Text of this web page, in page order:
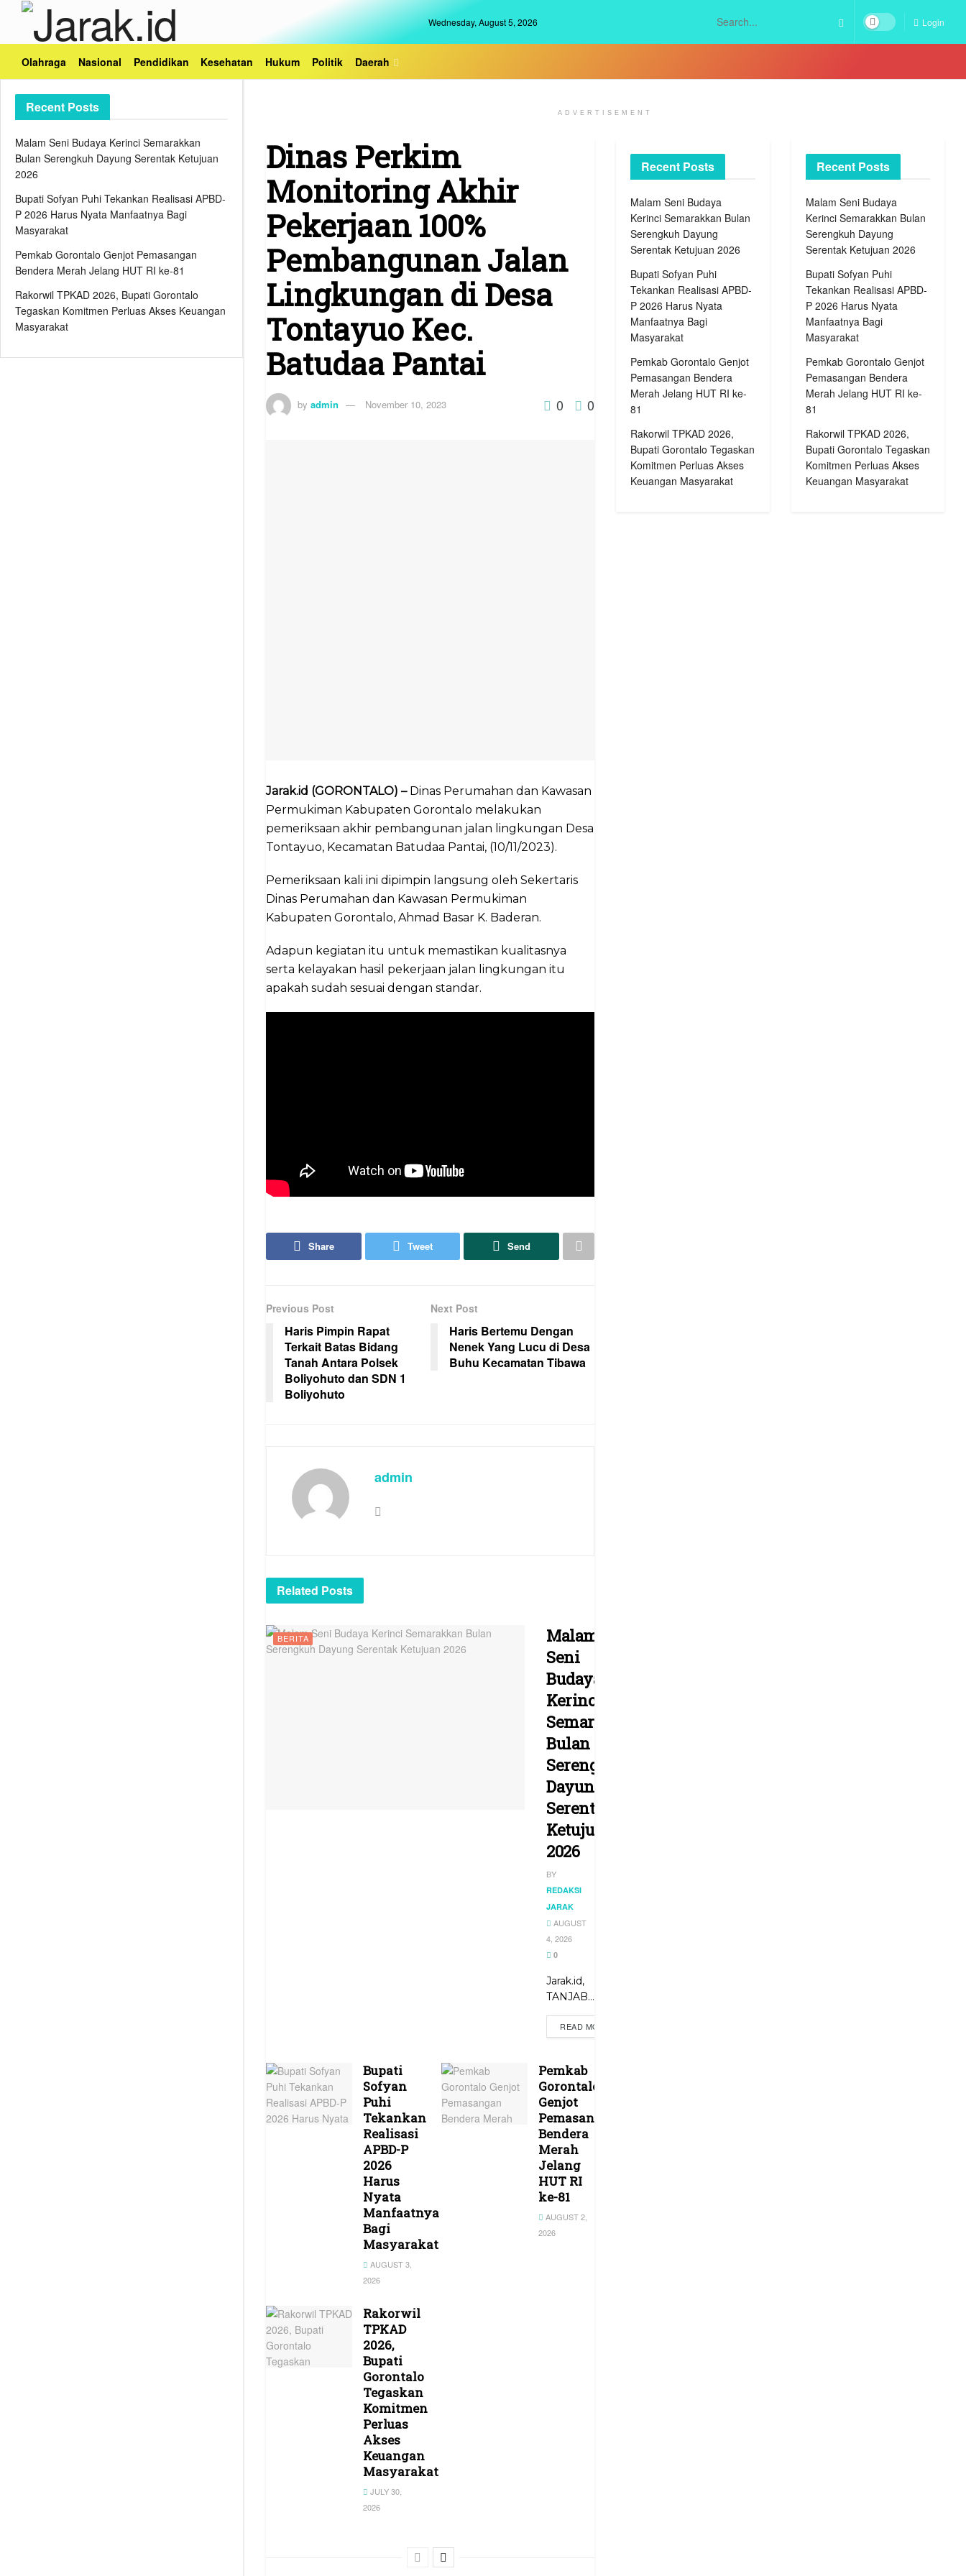
Recent Posts
Malam Seni Budaya Kerinci Semarakkan
Bulan Serengkuh Dayung Serentak Ketujuan
2026
Bupati Sofyan Puhi Tekankan Realisasi APBD-
P 2026 Harus Nyata Manfaatnya Bagi
Masyarakat
Pemkab Gorontalo Genjot Pemasangan
Bendera Merah Jelang HUT RI ke-81
Rakorwil TPKAD 2026, Bupati Gorontalo
Tegaskan Komitmen Perluas Akses Keuangan
Masyarakat
Wednesday, August 5, 2026 Login
Olahraga Nasional Pendidikan Kesehatan Hukum Politik Daerah
ADVERTISEMENT
Dinas Perkim
Monitoring Akhir
Pekerjaan 100%
Pembangunan Jalan
Lingkungan di Desa
Tontayuo Kec.
Batudaa Pantai
by admin November 10, 2023 0 0
Jarak.id (GORONTALO) –Dinas Perumahan dan Kawasan
Permukiman Kabupaten Gorontalo melakukan
pemeriksaan akhir pembangunan jalan lingkungan Desa
Tontayuo, Kecamatan Batudaa Pantai, (10/11/2023).
Pemeriksaan kali ini dipimpin langsung oleh Sekertaris
Dinas Perumahan dan Kawasan Permukiman
Kabupaten Gorontalo, Ahmad Basar K. Baderan.
Adapun kegiatan itu untuk memastikan kualitasnya
serta kelayakan hasil pekerjaan jalan lingkungan itu
apakah sudah sesuai dengan standar.
Share Tweet Send
Previous Post
Haris Pimpin Rapat
Terkait Batas Bidang
Tanah Antara Polsek
Boliyohuto dan SDN 1
Boliyohuto
Next Post
Haris Bertemu Dengan
Nenek Yang Lucu di Desa
Buhu Kecamatan Tibawa
admin
Related Posts
BERITA
Malam
Seni
Budaya
Kerinci
Semarakkan
Bulan
Serengkuh
Dayung
Serentak
Ketujuan
2026
BY
REDAKSI
JARAK
AUGUST
4, 2026
0
Jarak.id,
TANJAB...
READ MORE
Bupati
Sofyan
Puhi
Tekankan
Realisasi
APBD-P
2026
Harus
Nyata
Manfaatnya
Bagi
Masyarakat
AUGUST 3,
2026
Pemkab
Gorontalo
Genjot
Pemasangan
Bendera
Merah
Jelang
HUT RI
ke-81
AUGUST 2,
2026
Rakorwil
TPKAD
2026,
Bupati
Gorontalo
Tegaskan
Komitmen
Perluas
Akses
Keuangan
Masyarakat
JULY 30,
2026
Recent Posts
Malam Seni Budaya
Kerinci Semarakkan Bulan
Serengkuh Dayung
Serentak Ketujuan 2026
Bupati Sofyan Puhi
Tekankan Realisasi APBD-
P 2026 Harus Nyata
Manfaatnya Bagi
Masyarakat
Pemkab Gorontalo Genjot
Pemasangan Bendera
Merah Jelang HUT RI ke-
81
Rakorwil TPKAD 2026,
Bupati Gorontalo Tegaskan
Komitmen Perluas Akses
Keuangan Masyarakat
Recent Posts
Malam Seni Budaya
Kerinci Semarakkan Bulan
Serengkuh Dayung
Serentak Ketujuan 2026
Bupati Sofyan Puhi
Tekankan Realisasi APBD-
P 2026 Harus Nyata
Manfaatnya Bagi
Masyarakat
Pemkab Gorontalo Genjot
Pemasangan Bendera
Merah Jelang HUT RI ke-
81
Rakorwil TPKAD 2026,
Bupati Gorontalo Tegaskan
Komitmen Perluas Akses
Keuangan Masyarakat